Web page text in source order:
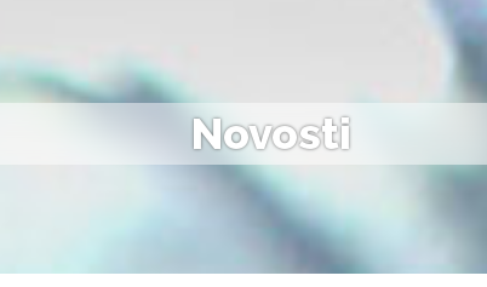
Novosti